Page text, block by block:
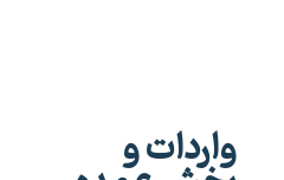
واردات و